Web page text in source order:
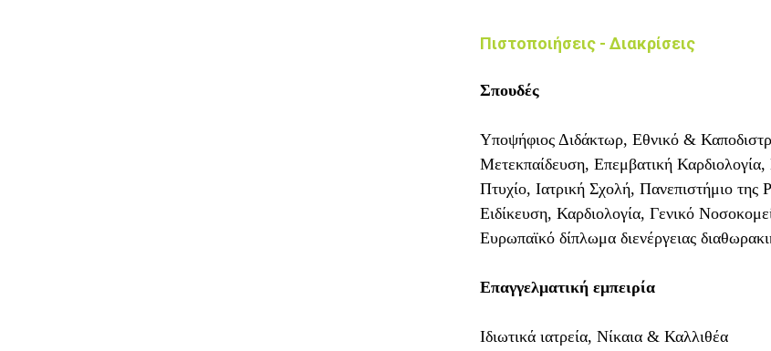
Πιστοποιήσεις - Διακρίσεις
Σπουδές
Υποψήφιος Διδάκτωρ, Εθνικό &
Μετεκπαίδευση, Επεμβατική
Πτυχίο, Ιατρική Σχολή, Πανεπιστήμιο
Ειδίκευση, Καρδιολογία, Γενικό
Ευρωπαϊκό δίπλωμα διενέργειας
Επαγγελματική εμπειρία
Ιδιωτικά ιατρεία, Νίκαια & Καλλιθέα